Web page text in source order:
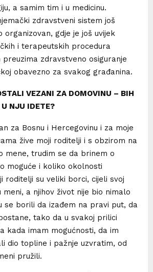
a samim tim i u medicinu.
zdravstveni sistem još
organizovan, gdje je još uvijek
i terapeutskih procedura
zdravstveno osiguranje
obavezno za svakog građanina.
VEZANI ZA DOMOVINU – BIH
U NJU IDETE?
za Bosnu i Hercegovinu i za moje
žive moji roditelji i s obzirom na
mene, trudim se da brinem o
moguće i koliko okolnosti
roditelji su veliki borci, cijeli svoj
a njihov život nije bio nimalo
se borili da izađem na pravi put, da
tako da u svakoj prilici
kada imam mogućnosti, da im
dio topline i pažnje uzvratim, od
pružili.